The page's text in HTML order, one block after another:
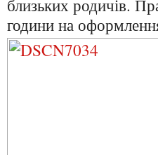
близьких родичів.
години на